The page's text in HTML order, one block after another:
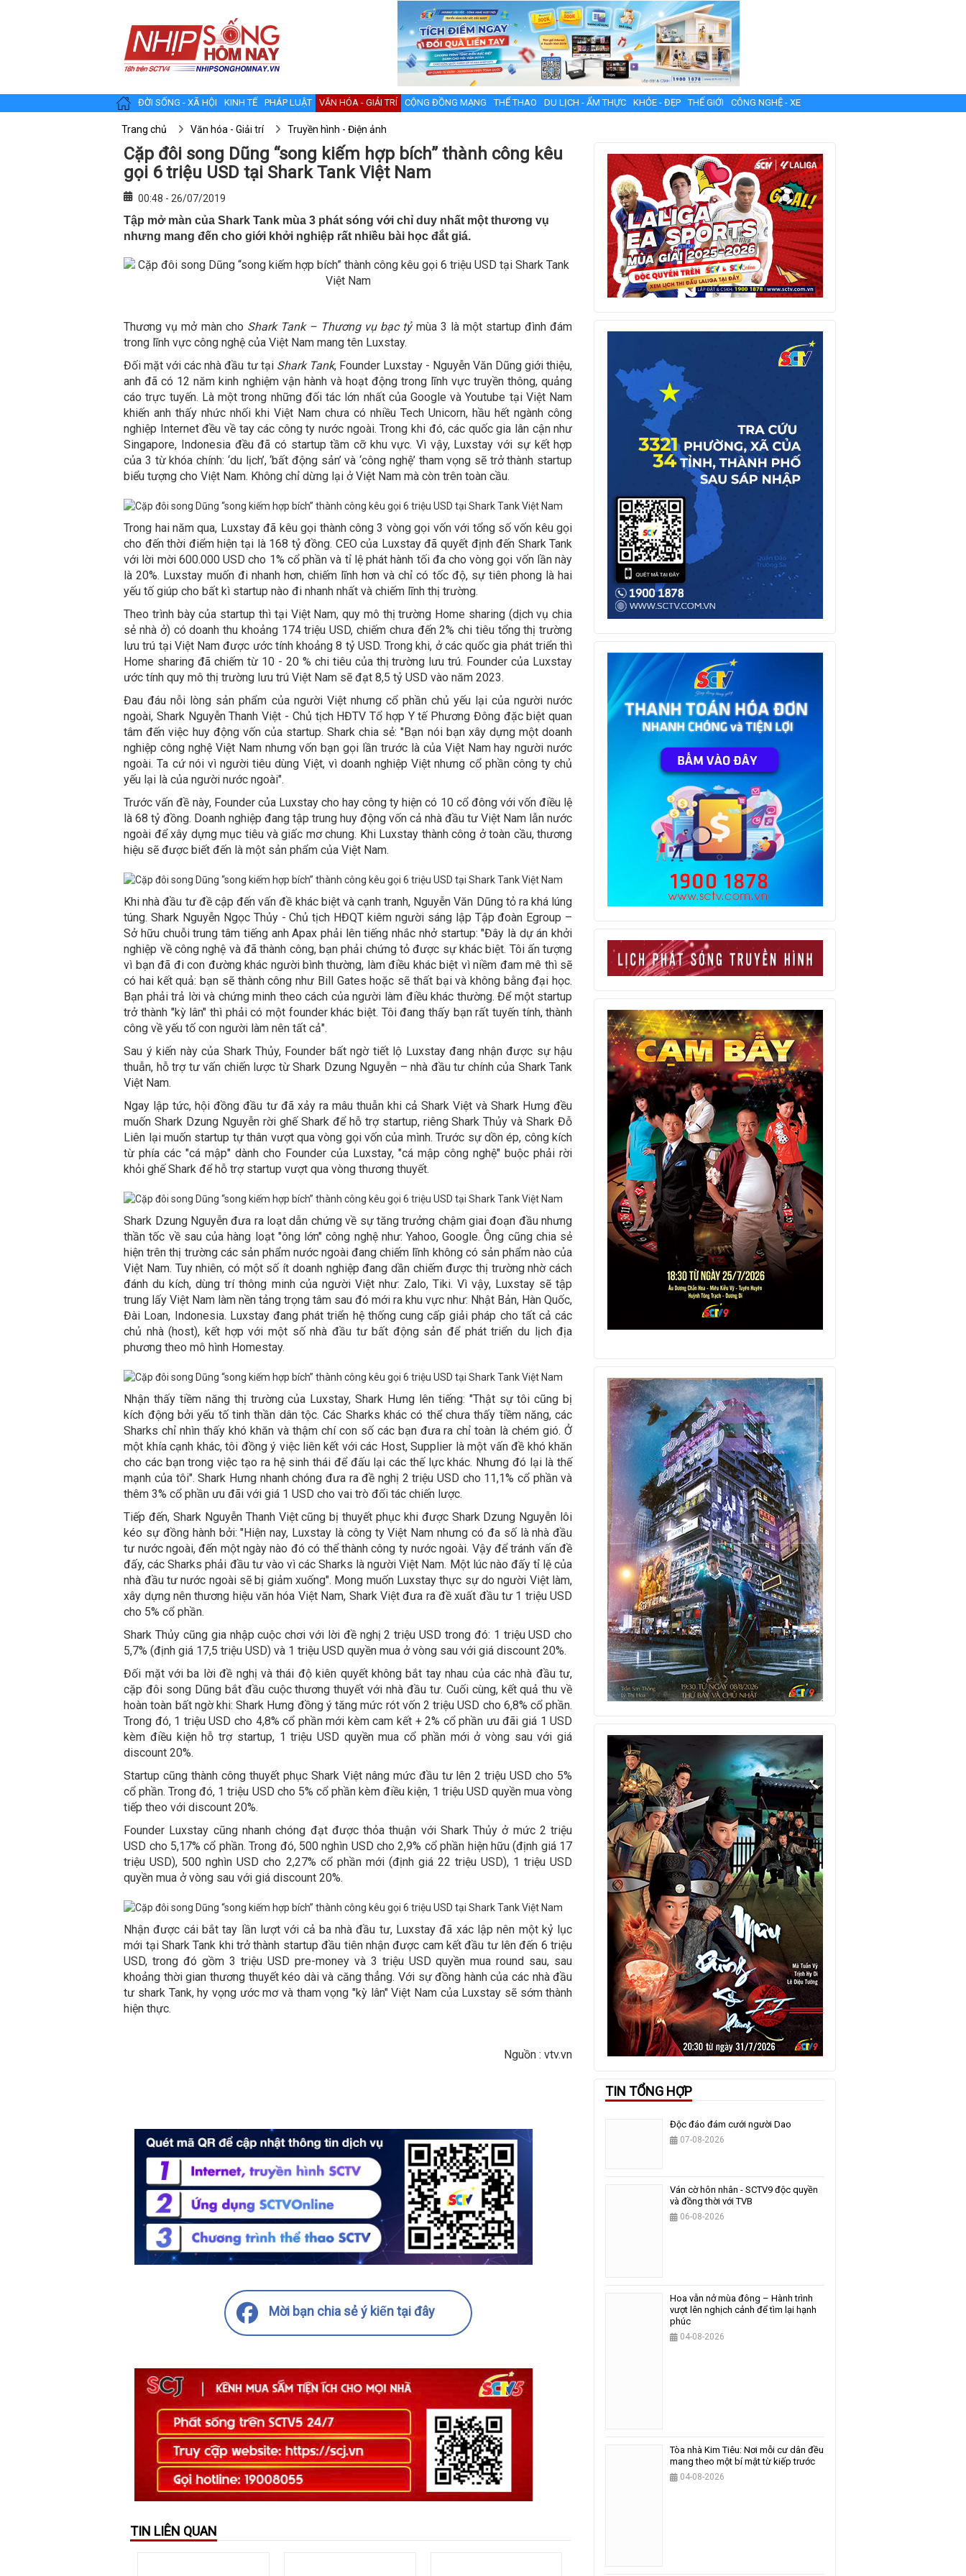
ĐỜI SỐNG - XÃ HỘI KINH TẾ PHÁP LUẬT VĂN HÓA - GIẢI TRÍ CỘNG ĐỒNG MẠNG THỂ THAO DU LỊCH - ẨM THỰC KHỎE - ĐẸP THẾ GIỚI CÔNG NGHỆ - XE
Trang chủ Văn hóa - Giải trí Truyền hình - Điện ảnh
Cặp đôi song Dũng “song kiếm hợp bích” thành công kêu
gọi 6 triệu USD tại Shark Tank Việt Nam
00:48 - 26/07/2019
Tập mở màn của Shark Tank mùa 3 phát sóng với chỉ duy nhất một thương vụ
nhưng mang đến cho giới khởi nghiệp rất nhiều bài học đắt giá.
Thương vụ mở màn cho Shark Tank – Thương vụ bạc tỷmùa 3 là một startup đình đám
trong lĩnh vực công nghệ của Việt Nam mang tên Luxstay.
Đối mặt với các nhà đầu tư tại Shark Tank, Founder Luxstay - Nguyễn Văn Dũng giới thiệu,
anh đã có 12 năm kinh nghiệm vận hành và hoạt động trong lĩnh vực truyền thông, quảng
cáo trực tuyến. Là một trong những đối tác lớn nhất của Google và Youtube tại Việt Nam
khiến anh thấy nhức nhối khi Việt Nam chưa có nhiều Tech Unicorn, hầu hết ngành công
nghiệp Internet đều về tay các công ty nước ngoài. Trong khi đó, các quốc gia lân cận như
Singapore, Indonesia đều đã có startup tầm cỡ khu vực. Vì vậy, Luxstay với sự kết hợp
của 3 từ khóa chính: ‘du lịch’, ‘bất động sản’ và ‘công nghệ’ tham vọng sẽ trở thành startup
biểu tượng cho Việt Nam. Không chỉ dừng lại ở Việt Nam mà còn trên toàn cầu.
Trong hai năm qua, Luxstay đã kêu gọi thành công 3 vòng gọi vốn với tổng số vốn kêu gọi
cho đến thời điểm hiện tại là 168 tỷ đồng. CEO của Luxstay đã quyết định đến Shark Tank
với lời mời 600.000 USD cho 1% cổ phần và tỉ lệ phát hành tối đa cho vòng gọi vốn lần này
là 20%. Luxstay muốn đi nhanh hơn, chiếm lĩnh hơn và chỉ có tốc độ, sự tiên phong là hai
yếu tố giúp cho bất kì startup nào đi nhanh nhất và chiếm lĩnh thị trường.
Theo trình bày của startup thì tại Việt Nam, quy mô thị trường Home sharing (dịch vụ chia
sẻ nhà ở) có doanh thu khoảng 174 triệu USD, chiếm chưa đến 2% chi tiêu tổng thị trường
lưu trú tại Việt Nam được ước tính khoảng 8 tỷ USD. Trong khi, ở các quốc gia phát triển thì
Home sharing đã chiếm từ 10 - 20 % chi tiêu của thị trường lưu trú. Founder của Luxstay
ước tính quy mô thị trường lưu trú Việt Nam sẽ đạt 8,5 tỷ USD vào năm 2023.
Đau đáu nỗi lòng sản phẩm của người Việt nhưng cổ phần chủ yếu lại của người nước
ngoài, Shark Nguyễn Thanh Việt - Chủ tịch HĐTV Tổ hợp Y tế Phương Đông đặc biệt quan
tâm đến việc huy động vốn của startup. Shark chia sẻ: "Bạn nói bạn xây dựng một doanh
nghiệp công nghệ Việt Nam nhưng vốn bạn gọi lần trước là của Việt Nam hay người nước
ngoài. Ta cứ nói vì người tiêu dùng Việt, vì doanh nghiệp Việt nhưng cổ phần công ty chủ
yếu lại là của người nước ngoài".
Trước vấn đề này, Founder của Luxstay cho hay công ty hiện có 10 cổ đông với vốn điều lệ
là 68 tỷ đồng. Doanh nghiệp đang tập trung huy động vốn cả nhà đầu tư Việt Nam lẫn nước
ngoài để xây dựng mục tiêu và giấc mơ chung. Khi Luxstay thành công ở toàn cầu, thương
hiệu sẽ được biết đến là một sản phẩm của Việt Nam.
Khi nhà đầu tư đề cập đến vấn đề khác biệt và cạnh tranh, Nguyễn Văn Dũng tỏ ra khá lúng
túng. Shark Nguyễn Ngọc Thủy - Chủ tịch HĐQT kiêm người sáng lập Tập đoàn Egroup –
Sở hữu chuỗi trung tâm tiếng anh Apax phải lên tiếng nhắc nhở startup: "Đây là dự án khởi
nghiệp về công nghệ và đã thành công, bạn phải chứng tỏ được sự khác biệt. Tôi ấn tượng
vì bạn đã đi con đường khác người bình thường, làm điều khác biệt vì niềm đam mê thì sẽ
có hai kết quả: bạn sẽ thành công như Bill Gates hoặc sẽ thất bại và không bằng đại học.
Bạn phải trả lời và chứng minh theo cách của người làm điều khác thường. Để một startup
trở thành "kỳ lân" thì phải có một founder khác biệt. Tôi đang thấy bạn rất tuyến tính, thành
công về yếu tố con người làm nên tất cả".
Sau ý kiến này của Shark Thủy, Founder bất ngờ tiết lộ Luxstay đang nhận được sự hậu
thuẫn, hỗ trợ tư vấn chiến lược từ Shark Dzung Nguyễn – nhà đầu tư chính của Shark Tank
Việt Nam.
Ngay lập tức, hội đồng đầu tư đã xảy ra mâu thuẫn khi cả Shark Việt và Shark Hưng đều
muốn Shark Dzung Nguyễn rời ghế Shark để hỗ trợ startup, riêng Shark Thủy và Shark Đỗ
Liên lại muốn startup tự thân vượt qua vòng gọi vốn của mình. Trước sự dồn ép, công kích
từ phía các "cá mập" dành cho Founder của Luxstay, "cá mập công nghệ" buộc phải rời
khỏi ghế Shark để hỗ trợ startup vượt qua vòng thương thuyết.
Shark Dzung Nguyễn đưa ra loạt dẫn chứng về sự tăng trưởng chậm giai đoạn đầu nhưng
thần tốc về sau của hàng loạt "ông lớn" công nghệ như: Yahoo, Google. Ông cũng chia sẻ
hiện trên thị trường các sản phẩm nước ngoài đang chiếm lĩnh không có sản phẩm nào của
Việt Nam. Tuy nhiên, có một số ít doanh nghiệp đang dần chiếm được thị trường nhờ cách
đánh du kích, dùng trí thông minh của người Việt như: Zalo, Tiki. Vì vậy, Luxstay sẽ tập
trung lấy Việt Nam làm nền tảng trọng tâm sau đó mới ra khu vực như: Nhật Bản, Hàn Quốc,
Đài Loan, Indonesia. Luxstay đang phát triển hệ thống cung cấp giải pháp cho tất cả các
chủ nhà (host), kết hợp với một số nhà đầu tư bất động sản để phát triển du lịch địa
phương theo mô hình Homestay.
Nhận thấy tiềm năng thị trường của Luxstay, Shark Hưng lên tiếng: "Thật sự tôi cũng bị
kích động bởi yếu tố tinh thần dân tộc. Các Sharks khác có thể chưa thấy tiềm năng, các
Sharks chỉ nhìn thấy khó khăn và thậm chí con số các bạn đưa ra chỉ toàn là chém gió. Ở
một khía cạnh khác, tôi đồng ý việc liên kết với các Host, Supplier là một vấn đề khó khăn
cho các bạn trong việc tạo ra hệ sinh thái để đấu lại các thế lực khác. Nhưng đó lại là thế
mạnh của tôi". Shark Hưng nhanh chóng đưa ra đề nghị 2 triệu USD cho 11,1% cổ phần và
thêm 3% cổ phần ưu đãi với giá 1 USD cho vai trò đối tác chiến lược.
Tiếp đến, Shark Nguyễn Thanh Việt cũng bị thuyết phục khi được Shark Dzung Nguyễn lôi
kéo sự đồng hành bởi: "Hiện nay, Luxstay là công ty Việt Nam nhưng có đa số là nhà đầu
tư nước ngoài, đến một ngày nào đó có thể thành công ty nước ngoài. Vậy để tránh vấn đề
đấy, các Sharks phải đầu tư vào vì các Sharks là người Việt Nam. Một lúc nào đấy tỉ lệ của
nhà đầu tư nước ngoài sẽ bị giảm xuống". Mong muốn Luxstay thực sự do người Việt làm,
xây dựng nên thương hiệu văn hóa Việt Nam, Shark Việt đưa ra đề xuất đầu tư 1 triệu USD
cho 5% cổ phần.
Shark Thủy cũng gia nhập cuộc chơi với lời đề nghị 2 triệu USD trong đó: 1 triệu USD cho
5,7% (định giá 17,5 triệu USD) và 1 triệu USD quyền mua ở vòng sau với giá discount 20%.
Đối mặt với ba lời đề nghị và thái độ kiên quyết không bắt tay nhau của các nhà đầu tư,
cặp đôi song Dũng bắt đầu cuộc thương thuyết với nhà đầu tư. Cuối cùng, kết quả thu về
hoàn toàn bất ngờ khi: Shark Hưng đồng ý tăng mức rót vốn 2 triệu USD cho 6,8% cổ phần.
Trong đó, 1 triệu USD cho 4,8% cổ phần mới kèm cam kết + 2% cổ phần ưu đãi giá 1 USD
kèm điều kiện hỗ trợ startup, 1 triệu USD quyền mua cổ phần mới ở vòng sau với giá
discount 20%.
Startup cũng thành công thuyết phục Shark Việt nâng mức đầu tư lên 2 triệu USD cho 5%
cổ phần. Trong đó, 1 triệu USD cho 5% cổ phần kèm điều kiện, 1 triệu USD quyền mua vòng
tiếp theo với discount 20%.
Founder Luxstay cũng nhanh chóng đạt được thỏa thuận với Shark Thủy ở mức 2 triệu
USD cho 5,17% cổ phần. Trong đó, 500 nghìn USD cho 2,9% cổ phần hiện hữu (định giá 17
triệu USD), 500 nghìn USD cho 2,27% cổ phần mới (định giá 22 triệu USD), 1 triệu USD
quyền mua ở vòng sau với giá discount 20%.
Nhận được cái bắt tay lần lượt với cả ba nhà đầu tư, Luxstay đã xác lập nên một kỷ lục
mới tại Shark Tank khi trở thành startup đầu tiên nhận được cam kết đầu tư lên đến 6 triệu
USD, trong đó gồm 3 triệu USD pre-money và 3 triệu USD quyền mua round sau, sau
khoảng thời gian thương thuyết kéo dài và căng thẳng. Với sự đồng hành của các nhà đầu
tư shark Tank, hy vọng ước mơ và tham vọng "kỳ lân" Việt Nam của Luxstay sẽ sớm thành
hiện thực.
Nguồn : vtv.vn
Mời bạn chia sẻ ý kiến tại đây
TIN LIÊN QUAN
TIN TỔNG HỢP
Độc đáo đám cưới người Dao
07-08-2026
Ván cờ hôn nhân - SCTV9 độc quyền
và đồng thời với TVB
06-08-2026
Hoa vẫn nở mùa đông – Hành trình
vượt lên nghịch cảnh để tìm lại hạnh
phúc
04-08-2026
Tòa nhà Kim Tiêu: Nơi mỗi cư dân đều
mang theo một bí mật từ kiếp trước
04-08-2026